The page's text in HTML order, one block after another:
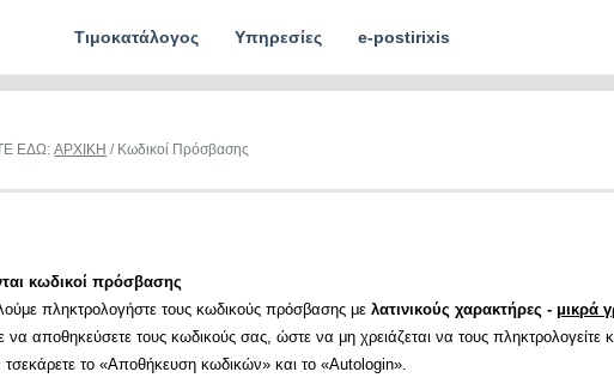
Τιμοκατάλογος Υπηρεσίες e-postirixis
ΕΔΩ:ΑΡΧΙΚΗ / Κωδικοί Πρόσβασης
κωδικοί πρόσβασης
πληκτρολογήστε τους κωδικούς πρόσβασης μελατινικούς χαρακτήρες - μικρά
να αποθηκεύσετε τους κωδικούς σας, ώστε να μη χρειάζεται να τους
τσεκάρετε το «Αποθήκευση κωδικών» και το «Autologin».